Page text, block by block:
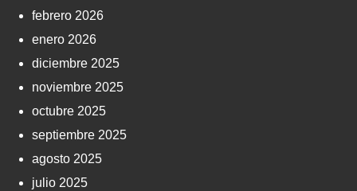
febrero 2026
enero 2026
diciembre 2025
noviembre 2025
octubre 2025
septiembre 2025
agosto 2025
julio 2025